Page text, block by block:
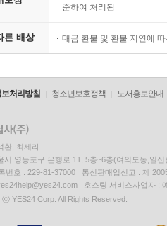
준하여 처리됨
른 배상 대금 환불 및 환불 지연에
처리방침 청소년보호정책 도서홍보안내
환, 최세라
시 영등포구 은행로 11, 5층~6층(여의도동,일신
번호 : 229-81-37000 통신판매업신고 : 제
호스팅 서비스사업자 :
ⓒ YES24 Corp. All Rights Reserved.